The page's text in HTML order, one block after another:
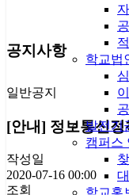
학교법
발전기
캠퍼스
학교홍
공지사항
일반공지
[안내] 정보통신
작성일
2020-07-16 00:00
조회